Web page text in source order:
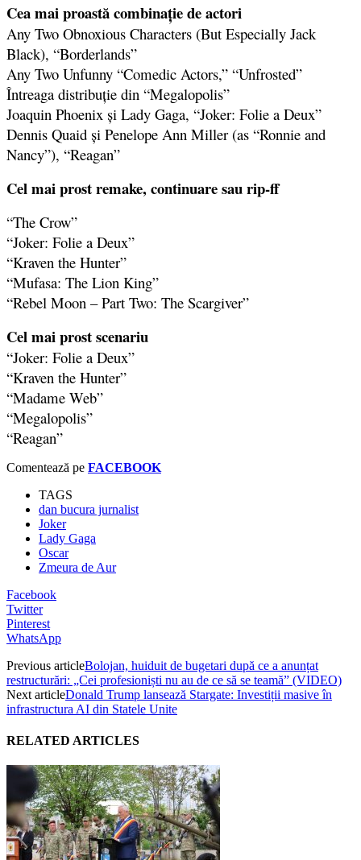
Cea mai proastă combinaţie de actori
Any Two Obnoxious Characters (But Especially Jack
Black), “Borderlands”
Any Two Unfunny “Comedic Actors,” “Unfrosted”
Întreaga distribuţie din “Megalopolis”
Joaquin Phoenix şi Lady Gaga, “Joker: Folie a Deux”
Dennis Quaid şi Penelope Ann Miller (as “Ronnie and
Nancy”), “Reagan”
Cel mai prost remake, continuare sau rip-ff
“The Crow”
“Joker: Folie a Deux”
“Kraven the Hunter”
“Mufasa: The Lion King”
“Rebel Moon – Part Two: The Scargiver”
Cel mai prost scenariu
“Joker: Folie a Deux”
“Kraven the Hunter”
“Madame Web”
“Megalopolis”
“Reagan”
Comentează pe FACEBOOK
TAGS
dan bucura jurnalist
Joker
Lady Gaga
Oscar
Zmeura de Aur
Facebook
Twitter
Pinterest
WhatsApp
Previous articleBolojan, huiduit de bugetari după ce a anunțat
restructurări: „Cei profesioniști nu au de ce să se teamă” (VIDEO)
Next articleDonald Trump lansează Stargate: Investiții masive în
infrastructura AI din Statele Unite
RELATED ARTICLES